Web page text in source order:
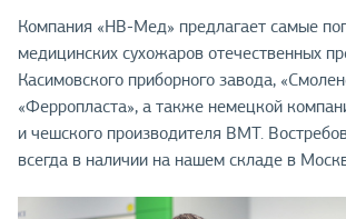
Компания «НВ-Мед» предлагает самые
медицинских сухожаров отечественных
Касимовского приборного завода,
«Ферропласта», а также немецкой
и чешского производителя BMT.
всегда в наличии на нашем складе в